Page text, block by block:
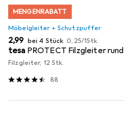
MENGENRABATT
Möbelgleiter + Schutzpuffer
EUR
2,99 bei 4 Stück EUR
0,25/1Stk.
tesa PROTECT Filzgleiter rund
Filzgleiter, 12 Stk.
88